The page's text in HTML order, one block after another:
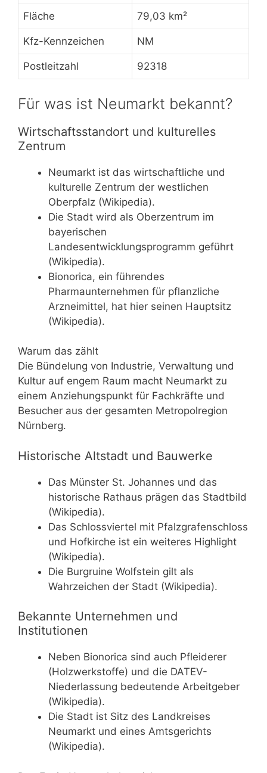
Fläche 79,03 km²
Kfz-Kennzeichen NM
Postleitzahl 92318
Für was ist Neumarkt bekannt?
Wirtschaftsstandort und kulturelles
Zentrum
Neumarkt ist das wirtschaftliche und
kulturelle Zentrum der westlichen
Oberpfalz (Wikipedia).
Die Stadt wird als Oberzentrum im
bayerischen
Landesentwicklungsprogramm geführt
(Wikipedia).
Bionorica, ein führendes
Pharmaunternehmen für pflanzliche
Arzneimittel, hat hier seinen Hauptsitz
(Wikipedia).
Warum das zählt
Die Bündelung von Industrie, Verwaltung und
Kultur auf engem Raum macht Neumarkt zu
einem Anziehungspunkt für Fachkräfte und
Besucher aus der gesamten Metropolregion
Nürnberg.
Historische Altstadt und Bauwerke
Das Münster St. Johannes und das
historische Rathaus prägen das Stadtbild
(Wikipedia).
Das Schlossviertel mit Pfalzgrafenschloss
und Hofkirche ist ein weiteres Highlight
(Wikipedia).
Die Burgruine Wolfstein gilt als
Wahrzeichen der Stadt (Wikipedia).
Bekannte Unternehmen und
Institutionen
Neben Bionorica sind auch Pfleiderer
(Holzwerkstoffe) und die DATEV-
Niederlassung bedeutende Arbeitgeber
(Wikipedia).
Die Stadt ist Sitz des Landkreises
Neumarkt und eines Amtsgerichts
(Wikipedia).